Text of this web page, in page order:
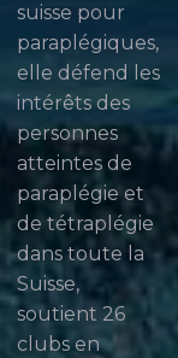
suisse pour
paraplégiques,
elle défend les
intérêts des
personnes
atteintes de
paraplégie et
de tétraplégie
dans toute la
Suisse,
soutient 26
clubs en